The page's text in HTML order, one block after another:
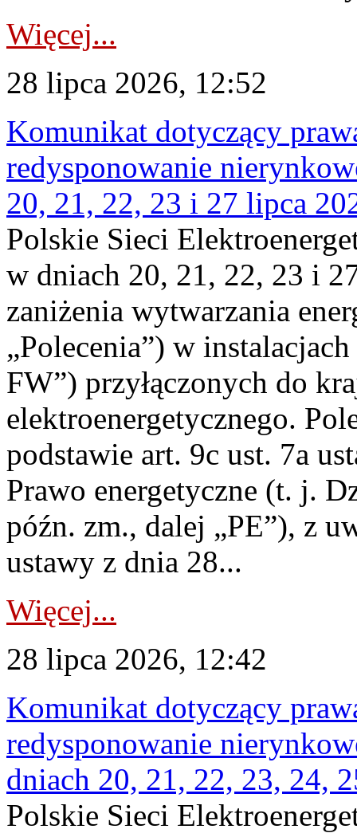
Więcej...
28 lipca 2026, 12:52
Komunikat dotyczący
redysponowanie
20, 21, 22, 23 i 27 lipca
Polskie Sieci
w dniach 20, 21, 22, 23 i
zaniżenia wytwarzania
„Polecenia”) w
FW”) przyłączonych do
elektroenergetycznego.
podstawie art. 9c ust. 7a
Prawo energetyczne (t. j.
późn. zm., dalej „PE”), z
ustawy z dnia 28...
Więcej...
28 lipca 2026, 12:42
Komunikat dotyczący
redysponowanie
dniach 20, 21, 22, 23, 24,
Polskie Sieci